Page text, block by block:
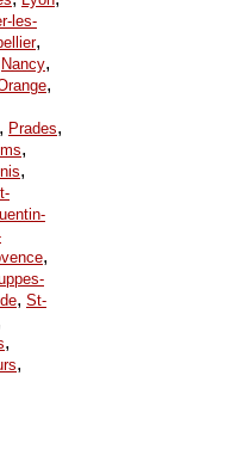
les-
,
Nancy,
,
, Prades,
,
,
,
, St-
,
,